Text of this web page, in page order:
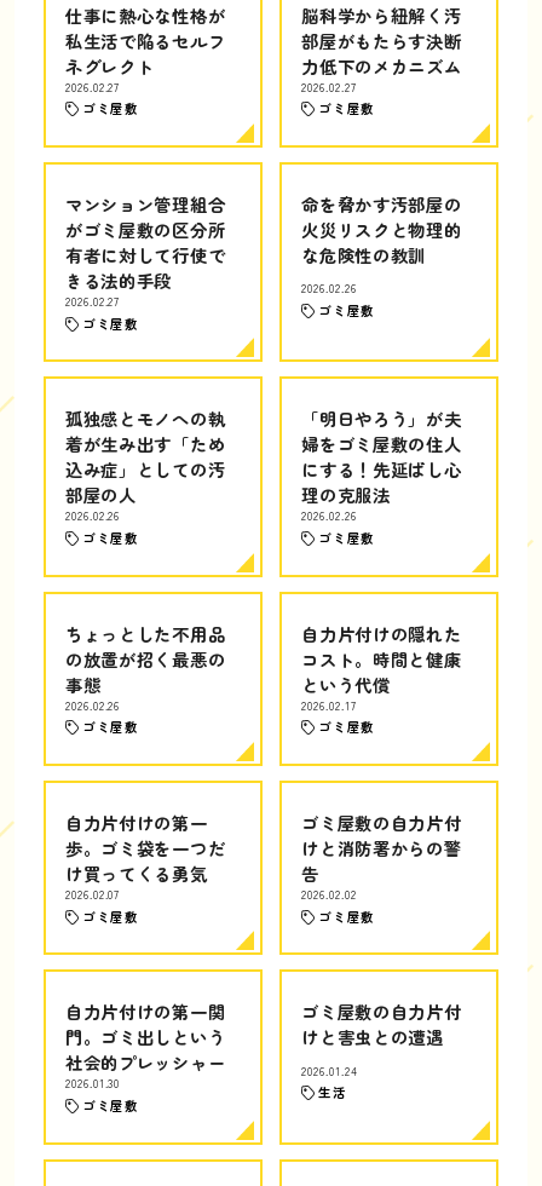
仕事に熱心な性格が
私生活で陥るセルフ
ネグレクト
2026.02.27
ゴミ屋敷
脳科学から紐解く汚
部屋がもたらす決断
力低下のメカニズム
2026.02.27
ゴミ屋敷
マンション管理組合
がゴミ屋敷の区分所
有者に対して行使で
きる法的手段
2026.02.27
ゴミ屋敷
命を脅かす汚部屋の
火災リスクと物理的
な危険性の教訓
2026.02.26
ゴミ屋敷
孤独感とモノへの執
着が生み出す「ため
込み症」としての汚
部屋の人
2026.02.26
ゴミ屋敷
「明日やろう」が夫
婦をゴミ屋敷の住人
にする！先延ばし心
理の克服法
2026.02.26
ゴミ屋敷
ちょっとした不用品
の放置が招く最悪の
事態
2026.02.26
ゴミ屋敷
自力片付けの隠れた
コスト。時間と健康
という代償
2026.02.17
ゴミ屋敷
自力片付けの第一
歩。ゴミ袋を一つだ
け買ってくる勇気
2026.02.07
ゴミ屋敷
ゴミ屋敷の自力片付
けと消防署からの警
告
2026.02.02
ゴミ屋敷
自力片付けの第一関
門。ゴミ出しという
社会的プレッシャー
2026.01.30
ゴミ屋敷
ゴミ屋敷の自力片付
けと害虫との遭遇
2026.01.24
生活